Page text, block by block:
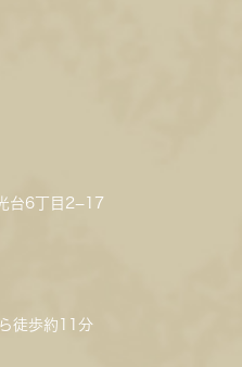
台6丁目2−17
徒歩約11分